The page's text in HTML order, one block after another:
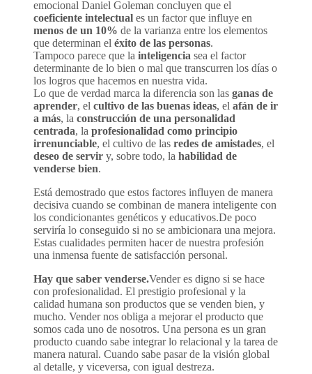
emocional Daniel Goleman concluyen que el
coeficiente intelectual es un factor que influye en
menos de un 10% de la varianza entre los elementos
que determinan el éxito de las personas.
Tampoco parece que la inteligencia sea el factor
determinante de lo bien o mal que transcurren los días o
los logros que hacemos en nuestra vida.
Lo que de verdad marca la diferencia son las ganas de
aprender, el cultivo de las buenas ideas, el afán de ir
a más, la construcción de una personalidad
centrada, la profesionalidad como principio
irrenunciable, el cultivo de las redes de amistades, el
deseo de servir y, sobre todo, la habilidad de
venderse bien.
Está demostrado que estos factores influyen de manera
decisiva cuando se combinan de manera inteligente con
los condicionantes genéticos y educativos.De poco
serviría lo conseguido si no se ambicionara una mejora.
Estas cualidades permiten hacer de nuestra profesión
una inmensa fuente de satisfacción personal.
Hay que saber venderse.Vender es digno si se hace
con profesionalidad. El prestigio profesional y la
calidad humana son productos que se venden bien, y
mucho. Vender nos obliga a mejorar el producto que
somos cada uno de nosotros. Una persona es un gran
producto cuando sabe integrar lo relacional y la tarea de
manera natural. Cuando sabe pasar de la visión global
al detalle, y viceversa, con igual destreza.